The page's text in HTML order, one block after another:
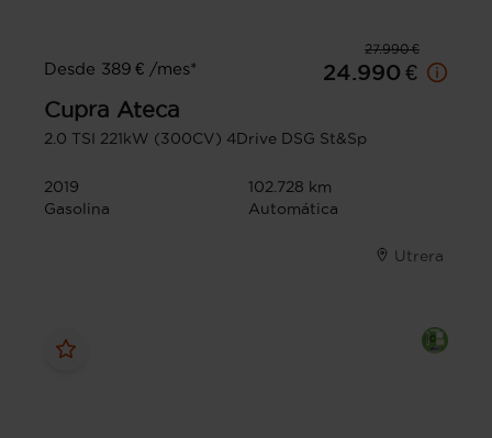
27.990 €
Desde 389 € /mes*
24.990 €
Cupra Ateca
2.0 TSI 221kW (300CV) 4Drive DSG St&Sp
2019
102.728 km
Gasolina
Automática
Utrera